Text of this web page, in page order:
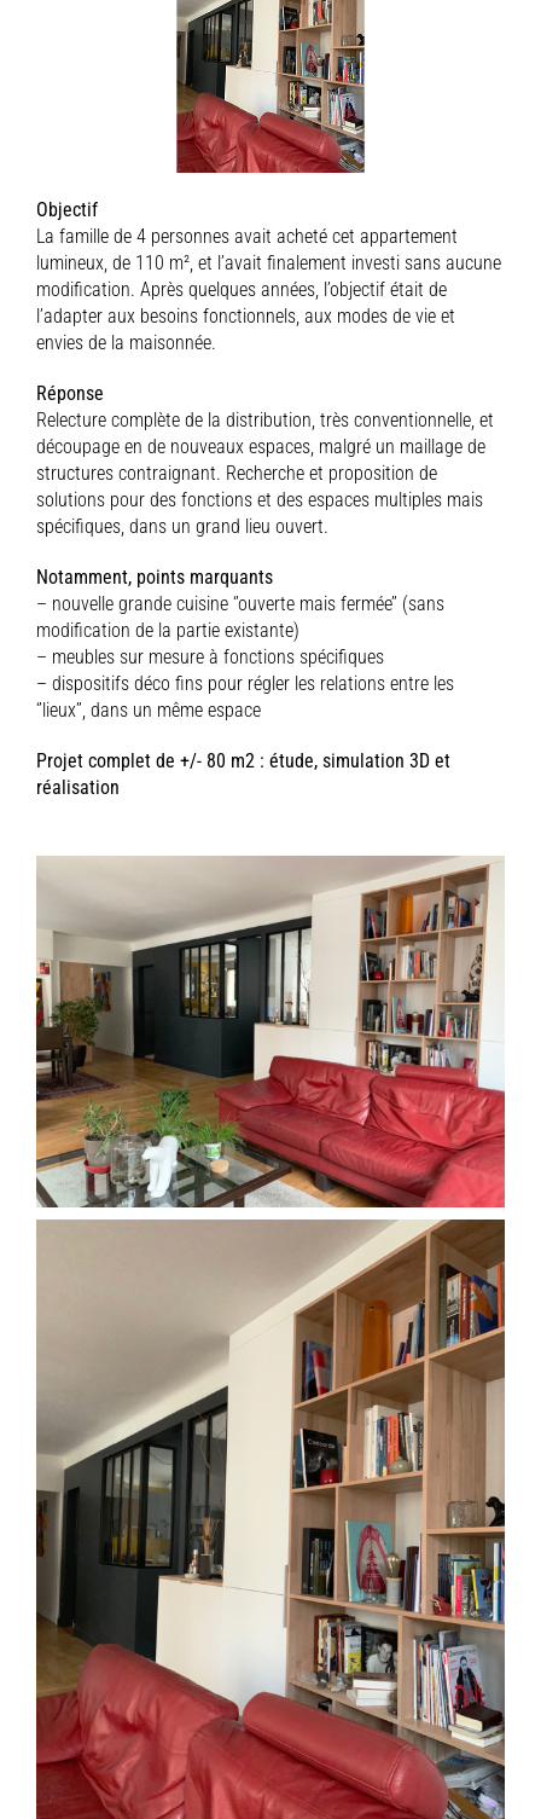
Objectif
La famille de 4 personnes avait acheté cet appartement
lumineux, de 110 m², et l’avait finalement investi sans aucune
modification. Après quelques années, l’objectif était de
l’adapter aux besoins fonctionnels, aux modes de vie et
envies de la maisonnée.
Réponse
Relecture complète de la distribution, très conventionnelle, et
découpage en de nouveaux espaces, malgré un maillage de
structures contraignant. Recherche et proposition de
solutions pour des fonctions et des espaces multiples mais
spécifiques, dans un grand lieu ouvert.
Notamment, points marquants
– nouvelle grande cuisine ‘’ouverte mais fermée’’ (sans
modification de la partie existante)
– meubles sur mesure à fonctions spécifiques
– dispositifs déco fins pour régler les relations entre les
‘’lieux’’, dans un même espace
Projet complet de +/- 80 m2 : étude, simulation 3D et
réalisation